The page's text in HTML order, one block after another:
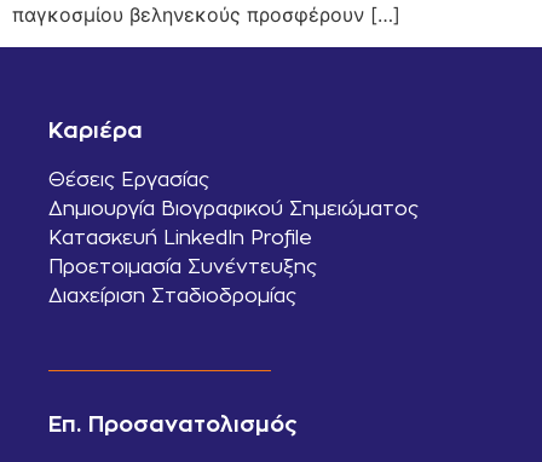
παγκοσμίου βεληνεκούς προσφέρουν […]
Καριέρα
Θέσεις Εργασίας
Δημιουργία Βιογραφικού Σημειώματος
Κατασκευή LinkedIn Profile
Προετοιμασία Συνέντευξης
Διαχείριση Σταδιοδρομίας
Επ. Προσανατολισμός